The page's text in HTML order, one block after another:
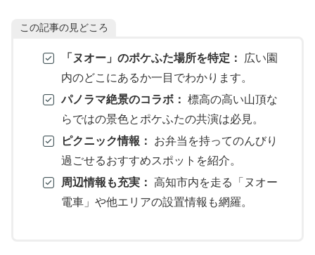
この記事の見どころ
「ヌオー」のポケふた場所を特定：
広い園
内のどこにあるか一目でわかります。
パノラマ絶景のコラボ： 標高の高い山頂な
らではの景色とポケふたの共演は必見。
ピクニック情報：
お弁当を持ってのんびり
過ごせるおすすめスポットを紹介。
周辺情報も充実： 高知市内を走る「ヌオー
電車」や他エリアの設置情報も網羅。